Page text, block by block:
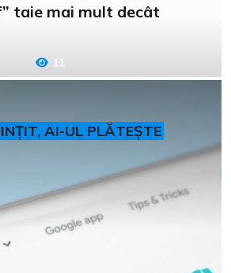
taie mai mult decât
11
AI-UL PLĂTEȘTE